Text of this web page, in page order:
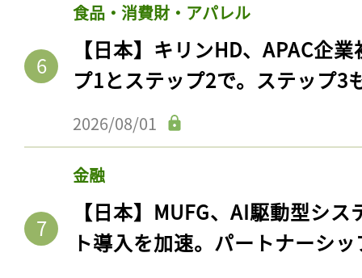
食品・消費財・アパレル
【日本】キリンHD、APAC企
プ1とステップ2で。ステップ3
2026/08/01
金融
【日本】MUFG、AI駆動型シ
ト導入を加速。パートナーシ